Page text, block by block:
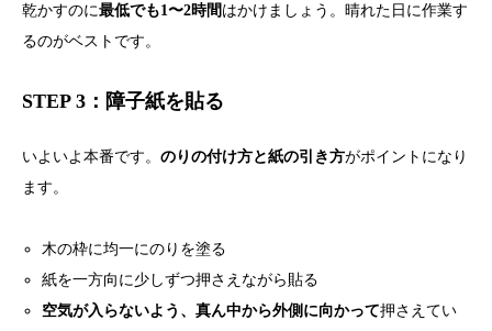
乾かすのに最低でも1〜2時間 はかけましょう。晴れた日に作業す
るのがベストです。
STEP 3：障子紙を貼る
いよいよ本番です。 のりの付け方と紙の引き方がポイントになり
ます。
木の枠に均一にのりを塗る
紙を一方向に少しずつ押さえながら貼る
空気が入らないよう、真ん中から外側に向かって押さえてい